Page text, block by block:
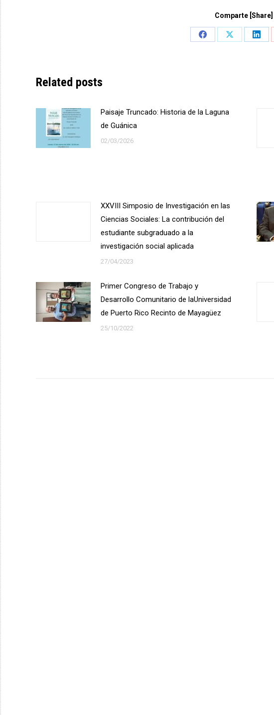
Comparte [Share]
Share
Share
Related posts
Paisaje Truncado: Historia de la Laguna
de Guánica
02/03/2026
XXVIII Simposio de Investigación en las
Ciencias Sociales: La contribución del
estudiante subgraduado a la
investigación social aplicada
27/04/2023
Primer Congreso de Trabajo y
Desarrollo Comunitario de laUniversidad
de Puerto Rico Recinto de Mayagüez
25/10/2022